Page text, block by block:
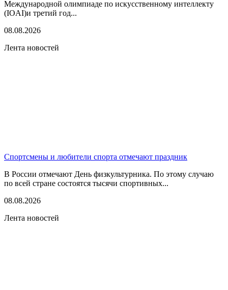
Международной олимпиаде по искусственному интеллекту
(IOAI)и третий год...
08.08.2026
Лента новостей
Спортсмены и любители спорта отмечают праздник
В России отмечают День физкультурника. По этому случаю
по всей стране состоятся тысячи спортивных...
08.08.2026
Лента новостей